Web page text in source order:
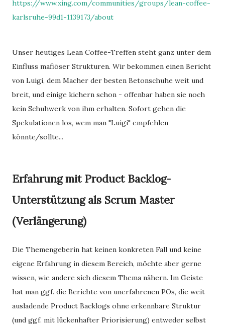
https://www.xing.com/communities/groups/lean-coffee-
karlsruhe-99d1-1139173/about
Unser heutiges Lean Coffee-Treffen steht ganz unter dem
Einfluss mafiöser Strukturen. Wir bekommen einen Bericht
von Luigi, dem Macher der besten Betonschuhe weit und
breit, und einige kichern schon - offenbar haben sie noch
kein Schuhwerk von ihm erhalten. Sofort gehen die
Spekulationen los, wem man "Luigi" empfehlen
könnte/sollte...
Erfahrung mit Product Backlog-
Unterstützung als Scrum Master
(Verlängerung)
Die Themengeberin hat keinen konkreten Fall und keine
eigene Erfahrung in diesem Bereich, möchte aber gerne
wissen, wie andere sich diesem Thema nähern. Im Geiste
hat man ggf. die Berichte von unerfahrenen POs, die weit
ausladende Product Backlogs ohne erkennbare Struktur
(und ggf. mit lückenhafter Priorisierung) entweder selbst